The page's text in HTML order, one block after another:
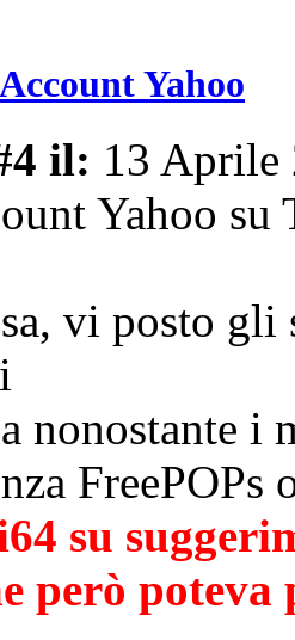
Yahoo
il: 13 Aprile
Yahoo
vi posto gli
nonostante i
su
però